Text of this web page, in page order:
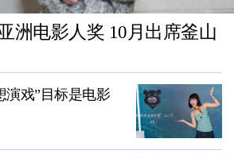
洲电影人奖 10月出席釜山
演戏”目标是电影